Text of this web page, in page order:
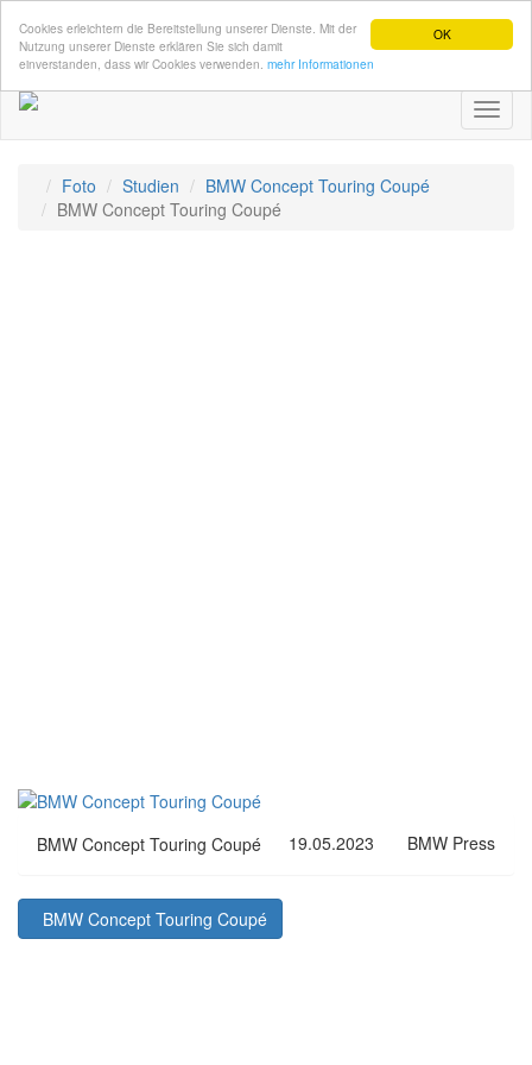
OK
Cookies erleichtern die Bereitstellung unserer Dienste. Mit der
Nutzung unserer Dienste erklären Sie sich damit
einverstanden, dass wir Cookies verwenden. mehr Informationen
Foto Studien
BMW Concept Touring Coupé
BMW Concept Touring Coupé
BMW Concept Touring Coupé 19.05.2023 BMW Press
BMW Concept Touring Coupé